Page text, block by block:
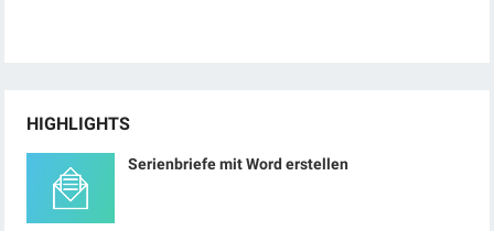
HIGHLIGHTS
Serienbriefe mit Word erstellen